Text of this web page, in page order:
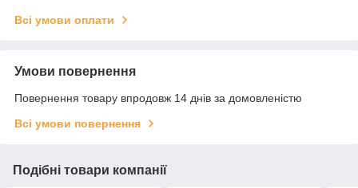
Всі умови оплати
Умови повернення
Повернення товару впродовж 14 днів за домовленістю
Всі умови повернення
Подібні товари компанії